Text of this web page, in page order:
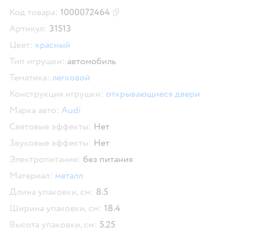
Код товара: 1000072464
Артикул: 31513
Цвет: красный
Тип игрушки: автомобиль
Тематика: легковой
Конструкция игрушки: открывающиеся двери
Марка авто: Audi
Световые эффекты: Нет
Звуковые эффекты: Нет
Электропитание: без питания
Материал: металл
Длина упаковки, см: 8.5
Ширина упаковки, см: 18.4
Высота упаковки, см: 5.25